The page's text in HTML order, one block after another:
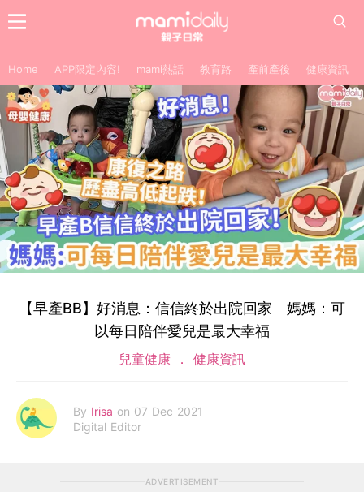
Home APP限定內容! mami熱話 教育路 產前產後 健康資訊
【早產BB】好消息：信信終於出院回家 媽媽：可
以每日陪伴愛兒是最大幸福
兒童健康 健康資訊
By Irisa on 07 Dec 2021
Digital Editor
ADVERTISEMENT